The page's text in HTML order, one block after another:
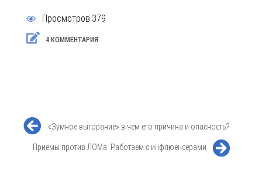
Просмотров:379
4 КОММЕНТАРИЯ
«Зумное выгорание» в чем его причина и опасность?
Приемы против ЛОМа. Работаем с инфлюенсерами